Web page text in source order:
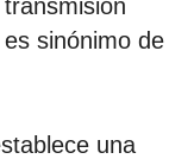
sinónimo de
una